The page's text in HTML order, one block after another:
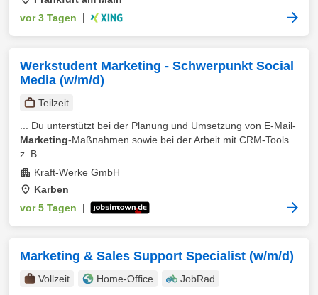
vor 3 Tagen
Werkstudent Marketing - Schwerpunkt Social
Media (w/m/d)
Teilzeit
... Du unterstützt bei der Planung und Umsetzung von E-Mail-
Marketing-Maßnahmen sowie bei der Arbeit mit CRM-Tools
z. B ...
Kraft-Werke GmbH
Karben
vor 5 Tagen
Marketing & Sales Support Specialist (w/m/d)
Vollzeit Home-Office
JobRad